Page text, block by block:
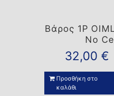
Βάρος 1P
No
32,00 €
Προσθήκη στο
καλάθι